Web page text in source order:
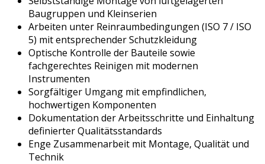
Baugruppen und Kleinserien
Arbeiten unter Reinraumbedingungen (ISO 7 / ISO
5) mit entsprechender Schutzkleidung
Optische Kontrolle der Bauteile sowie
fachgerechtes Reinigen mit modernen
Instrumenten
Sorgfältiger Umgang mit empfindlichen,
hochwertigen Komponenten
Dokumentation der Arbeitsschritte und Einhaltung
definierter Qualitätsstandards
Enge Zusammenarbeit mit Montage, Qualität und
Technik